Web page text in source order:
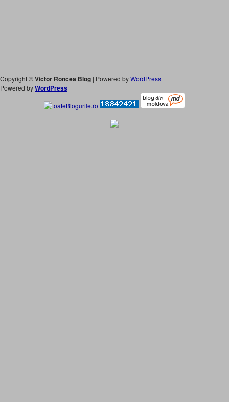
Copyright ©Victor Roncea Blog | Powered byWordPress
Powered byWordPress